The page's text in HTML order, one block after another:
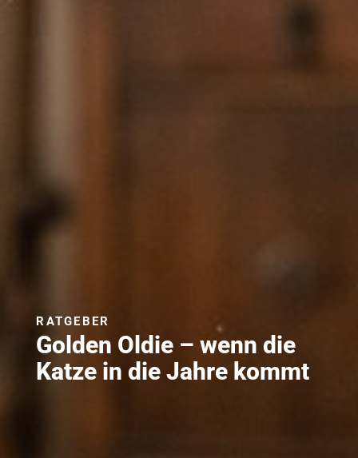
Golden Oldie – wenn die
Katze in die Jahre kommt
RATGEBER